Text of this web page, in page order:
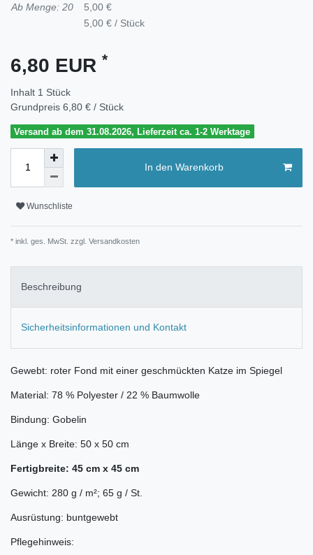
Ab Menge: 20
5,00 €
5,00 € / Stück
6,80 EUR *
Inhalt 1 Stück
Grundpreis 6,80 € / Stück
Versand ab dem 31.08.2026, Lieferzeit ca. 1-2 Werktage
In den Warenkorb
Wunschliste
* inkl. ges. MwSt. zzgl. Versandkosten
Beschreibung
Sicherheitsinformationen und Kontakt
Gewebt: roter Fond mit einer geschmückten Katze im Spiegel
Material: 78 % Polyester / 22 % Baumwolle
Bindung: Gobelin
Länge x Breite: 50 x 50 cm
Fertigbreite: 45 cm x 45 cm
Gewicht: 280 g / m²; 65 g / St.
Ausrüstung: buntgewebt
Pflegehinweis: